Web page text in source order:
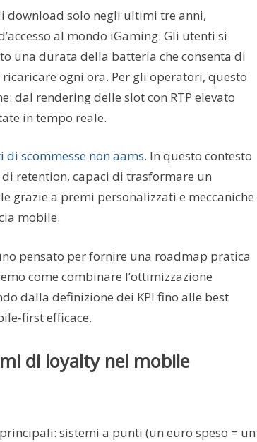
download solo negli ultimi tre anni,
al mondo iGaming. Gli utenti si
una durata della batteria che consenta di
ogni ora. Per gli operatori, questo
dal rendering delle slot con RTP elevato
in tempo reale.
di scommesse non aams. In questo contesto
retention, capaci di trasformare un
grazie a premi personalizzati e meccaniche
mobile.
pensato per fornire una roadmap pratica
come combinare l’ottimizzazione
dalla definizione dei KPI fino alle best
efficace.
di loyalty nel mobile
sistemi a punti (un euro speso = un